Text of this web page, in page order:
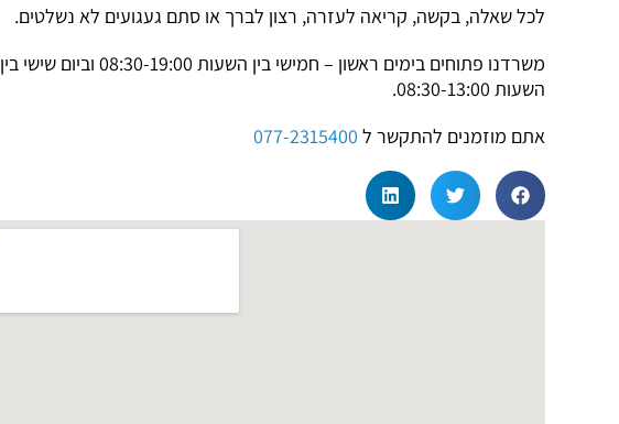
לכל שאלה, בקשה, קריאה לעזרה, רצון לברך או סתם געגועים לא נשלטים.
משרדנו פתוחים בימים ראשון – חמישי בין השעות 08:30-19:00 וביום שישי בין
השעות 08:30-13:00.
אתם מוזמנים להתקשר ל 077-2315400